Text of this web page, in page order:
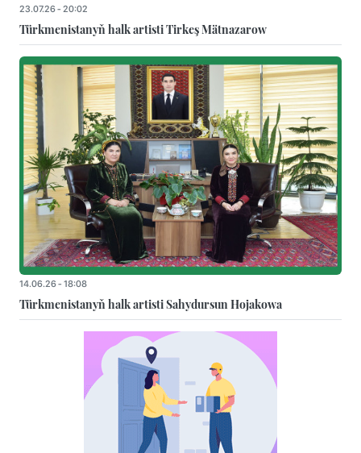
23.07.26 - 20:02
Türkmenistanyň halk artisti Tirkeş Mätnazarow
14.06.26 - 18:08
Türkmenistanyň halk artisti Sahydursun Hojakowa